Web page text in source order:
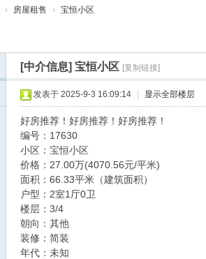
› 房屋租售 › 宝恒小区
[中介信息] 宝恒小区 [复制链接]
发表于 2025-9-3 16:09:14 显示全部楼层
好房推荐！好房推荐！好房推荐！
编号：17630
小区：宝恒小区
价格：27.00万(4070.56元/平米)
面积：66.33平米（建筑面积）
户型：2室1厅0卫
楼层：3/4
朝向：其他
装修：简装
年代：未知